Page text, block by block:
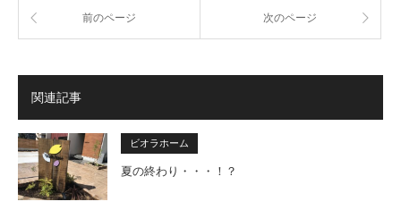
前のページ 次のページ
関連記事
ビオラホーム
夏の終わり・・・！？